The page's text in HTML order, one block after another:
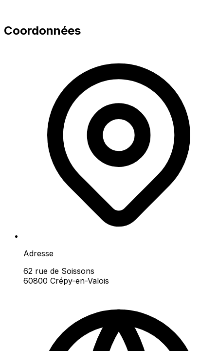
Coordonnées
Adresse
62 rue de Soissons
60800 Crépy-en-Valois